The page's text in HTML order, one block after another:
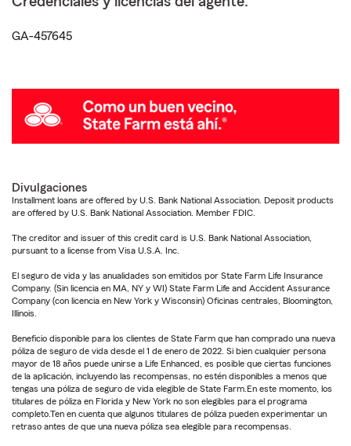
GA-457645
Divulgaciones
Installment loans are offered by U.S. Bank National Association. Deposit products
are offered by U.S. Bank National Association. Member FDIC.
The creditor and issuer of this credit card is U.S. Bank National Association,
pursuant to a license from Visa U.S.A. Inc.
El seguro de vida y las anualidades son emitidos por State Farm Life Insurance
Company. (Sin licencia en MA, NY y WI) State Farm Life and Accident Assurance
Company (con licencia en New York y Wisconsin) Oficinas centrales, Bloomington,
Illinois.
Beneficio disponible para los clientes de State Farm que han comprado una nueva
póliza de seguro de vida desde el 1 de enero de 2022. Si bien cualquier persona
mayor de 18 años puede unirse a Life Enhanced, es posible que ciertas funciones
de la aplicación, incluyendo las recompensas, no estén disponibles a menos que
tengas una póliza de seguro de vida elegible de State Farm.En este momento, los
titulares de póliza en Florida y New York no son elegibles para el programa
completo.Ten en cuenta que algunos titulares de póliza pueden experimentar un
retraso antes de que una nueva póliza sea elegible para recompensas.